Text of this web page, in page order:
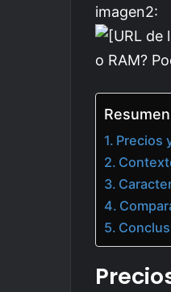
imagen2:
Precios